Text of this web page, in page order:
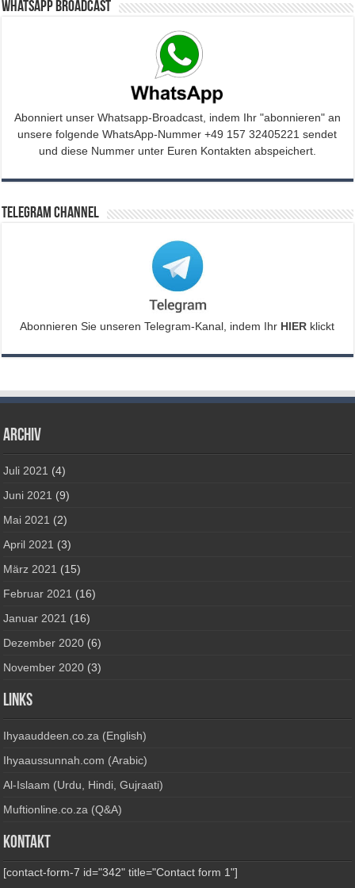
WhatsApp Broadcast
Abonniert unser Whatsapp-Broadcast, indem Ihr "abonnieren" an
unsere folgende WhatsApp-Nummer +49 157 32405221 sendet
und diese Nummer unter Euren Kontakten abspeichert.
Telegram Channel
Abonnieren Sie unseren Telegram-Kanal, indem Ihr HIER klickt
Archiv
Juli 2021 (4)
Juni 2021 (9)
Mai 2021 (2)
April 2021 (3)
März 2021 (15)
Februar 2021 (16)
Januar 2021 (16)
Dezember 2020 (6)
November 2020 (3)
Links
Ihyaauddeen.co.za (English)
Ihyaaussunnah.com (Arabic)
Al-Islaam (Urdu, Hindi, Gujraati)
Muftionline.co.za (Q&A)
Kontakt
[contact-form-7 id="342" title="Contact form 1"]